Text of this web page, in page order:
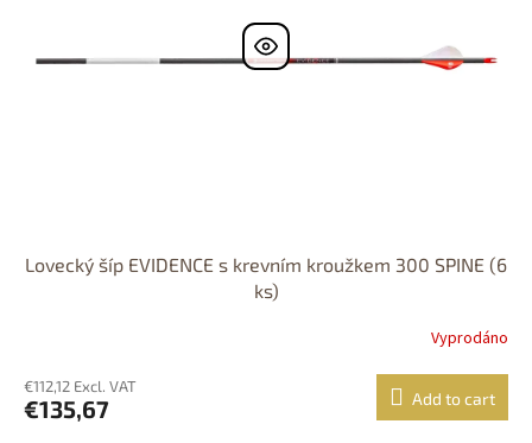
Lovecký šíp EVIDENCE s krevním kroužkem 300 SPINE (6
ks)
Vyprodáno
€112,12 Excl. VAT
€135,67 Add to cart